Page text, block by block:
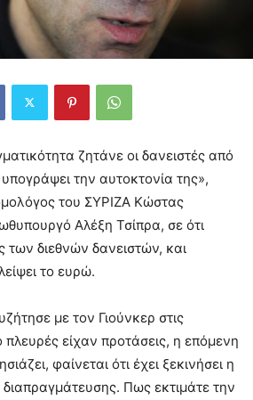
ζητάνε οι δανειστές από
την αυτοκτονία της»,
του ΣΥΡΙΖΑ Κώστας
Αλέξη Τσίπρα, σε ότι
των διεθνών δανειστών, και
το ευρώ.
με τον Γιούνκερ στις
πλευρές είχαν προτάσεις, η επόμενη
φαίνεται ότι έχει ξεκινήσει η
Πως εκτιμάτε την